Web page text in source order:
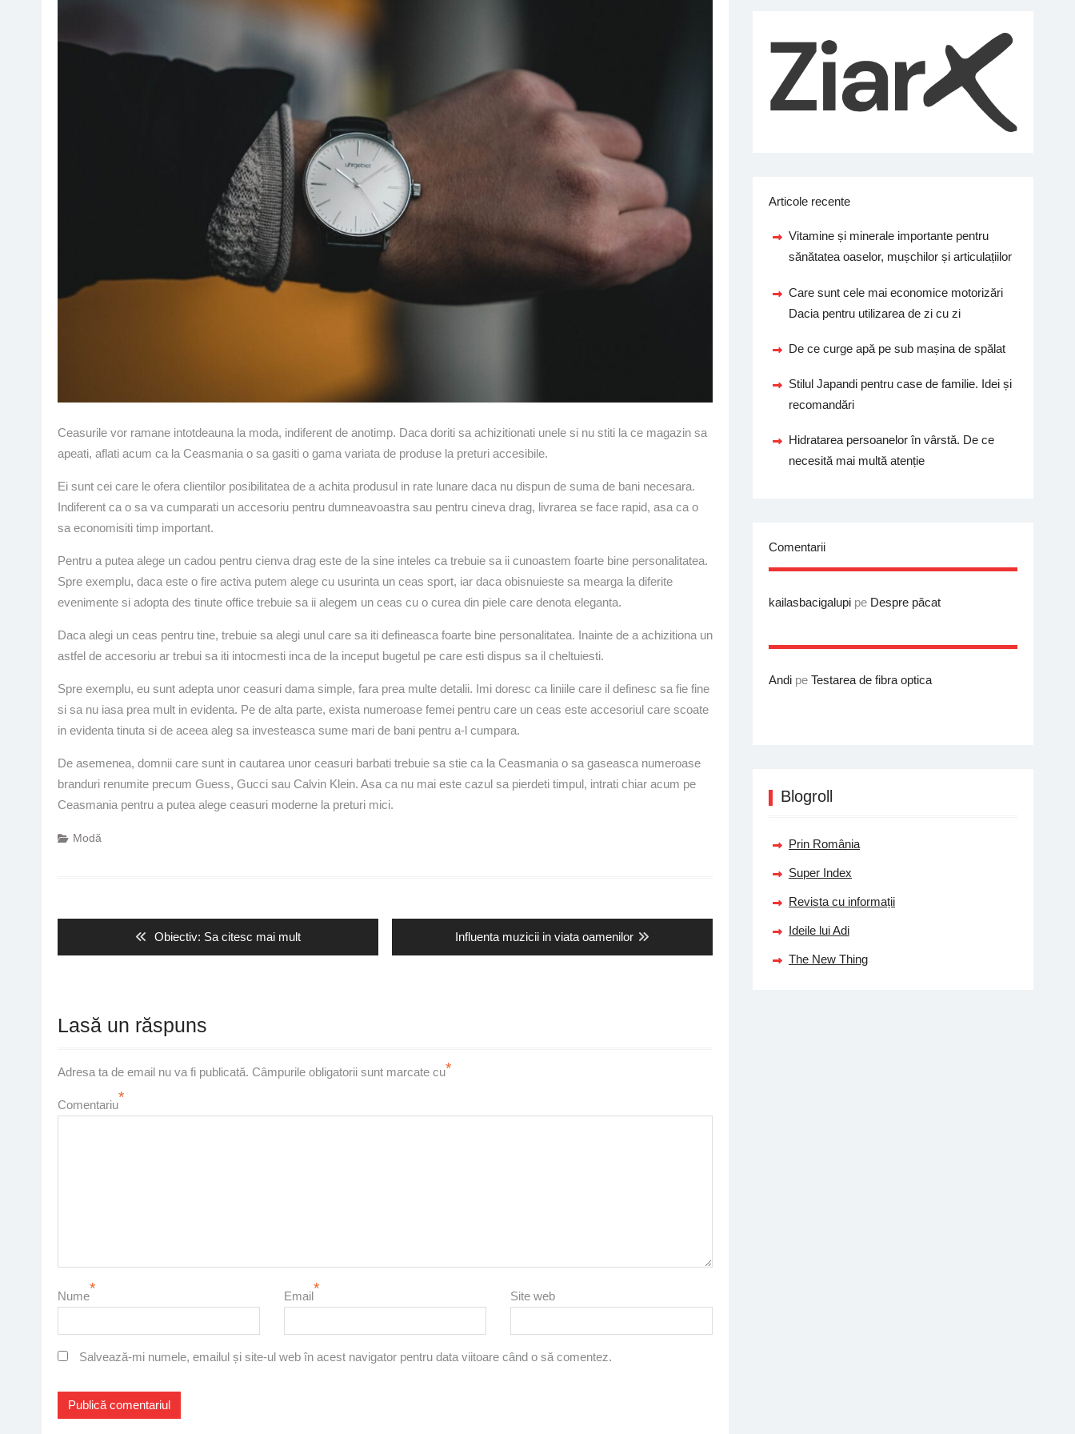
Ceasurile vor ramane intotdeauna la moda, indiferent de anotimp. Daca doriti sa achizitionati unele si nu stiti la ce magazin sa
apeati, aflati acum ca la Ceasmania o sa gasiti o gama variata de produse la preturi accesibile.
Ei sunt cei care le ofera clientilor posibilitatea de a achita produsul in rate lunare daca nu dispun de suma de bani necesara.
Indiferent ca o sa va cumparati un accesoriu pentru dumneavoastra sau pentru cineva drag, livrarea se face rapid, asa ca o
sa economisiti timp important.
Pentru a putea alege un cadou pentru cienva drag este de la sine inteles ca trebuie sa ii cunoastem foarte bine personalitatea.
Spre exemplu, daca este o fire activa putem alege cu usurinta un ceas sport, iar daca obisnuieste sa mearga la diferite
evenimente si adopta des tinute office trebuie sa ii alegem un ceas cu o curea din piele care denota eleganta.
Daca alegi un ceas pentru tine, trebuie sa alegi unul care sa iti defineasca foarte bine personalitatea. Inainte de a achizitiona un
astfel de accesoriu ar trebui sa iti intocmesti inca de la inceput bugetul pe care esti dispus sa il cheltuiesti.
Spre exemplu, eu sunt adepta unor ceasuri dama simple, fara prea multe detalii. Imi doresc ca liniile care il definesc sa fie fine
si sa nu iasa prea mult in evidenta. Pe de alta parte, exista numeroase femei pentru care un ceas este accesoriul care scoate
in evidenta tinuta si de aceea aleg sa investeasca sume mari de bani pentru a-l cumpara.
De asemenea, domnii care sunt in cautarea unor ceasuri barbati trebuie sa stie ca la Ceasmania o sa gaseasca numeroase
branduri renumite precum Guess, Gucci sau Calvin Klein. Asa ca nu mai este cazul sa pierdeti timpul, intrati chiar acum pe
Ceasmania pentru a putea alege ceasuri moderne la preturi mici.
Modă
Previous
post:
Obiectiv: Sa citesc mai mult
Next
post:
Influenta muzicii in viata oamenilor
Lasă un răspuns
Adresa ta de email nu va fi publicată. Câmpurile obligatorii sunt marcate cu*
Comentariu*
Nume* Email* Site web
Salvează-mi numele, emailul și site-ul web în acest navigator pentru data viitoare când o să comentez.
Articole recente
Vitamine și minerale importante pentru
sănătatea oaselor, mușchilor și articulațiilor
Care sunt cele mai economice motorizări
Dacia pentru utilizarea de zi cu zi
De ce curge apă pe sub mașina de spălat
Stilul Japandi pentru case de familie. Idei și
recomandări
Hidratarea persoanelor în vârstă. De ce
necesită mai multă atenție
Comentarii
kailasbacigalupi pe Despre păcat
Andi pe Testarea de fibra optica
Blogroll
Prin România
Super Index
Revista cu informații
Ideile lui Adi
The New Thing